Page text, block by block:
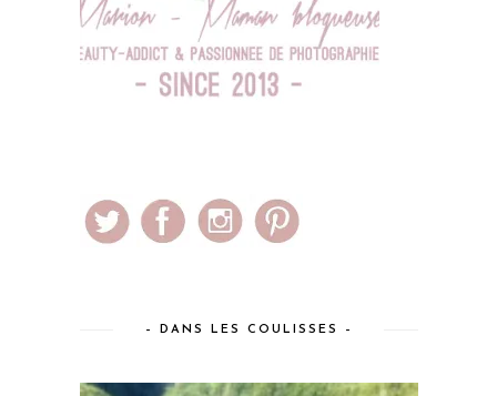
– DANS LES COULISSES –